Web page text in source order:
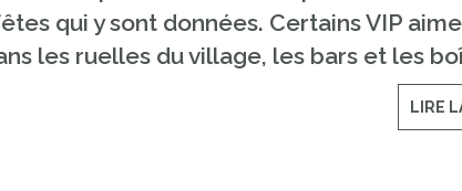
qui y sont données. Certains VIP
les ruelles du village, les bars et les
LIRE